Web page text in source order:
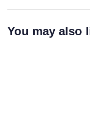
You may also